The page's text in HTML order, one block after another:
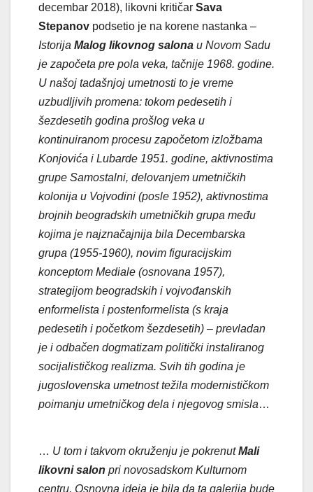
decembar 2018), likovni kritičar Sava
Stepanov podsetio je na korene nastanka –
Istorija Malog likovnog salona u Novom Sadu
je započeta pre pola veka, tačnije 1968. godine.
U našoj tadašnjoj umetnosti to je vreme
uzbudljivih promena: tokom pedesetih i
šezdesetih godina prošlog veka u
kontinuiranom procesu započetom izložbama
Konjovića i Lubarde 1951. godine, aktivnostima
grupe Samostalni, delovanjem umetničkih
kolonija u Vojvodini (posle 1952), aktivnostima
brojnih beogradskih umetničkih grupa među
kojima je najznačajnija bila Decembarska
grupa (1955-1960), novim figuracijskim
konceptom Mediale (osnovana 1957),
strategijom beogradskih i vojvođanskih
enformelista i postenformelista (s kraja
pedesetih i početkom šezdesetih) – prevladan
je i odbačen dogmatizam politički instaliranog
socijalističkog realizma. Svih tih godina je
jugoslovenska umetnost težila modernističkom
poimanju umetničkog dela i njegovog smisla…
… U tom i takvom okruženju je pokrenutMali
likovni salon pri novosadskom Kulturnom
centru. Osnovna ideja je bila da ta galerija bude